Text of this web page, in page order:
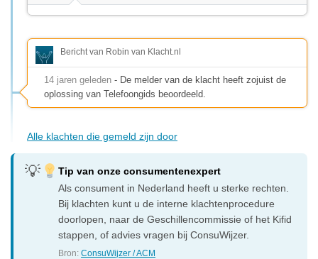
Bericht van Robin van Klacht.nl
14 jaren geleden - De melder van de klacht heeft zojuist de
oplossing van Telefoongids beoordeeld.
Alle klachten die gemeld zijn door
Tip van onze consumentenexpert
Als consument in Nederland heeft u sterke rechten.
Bij klachten kunt u de interne klachtenprocedure
doorlopen, naar de Geschillencommissie of het Kifid
stappen, of advies vragen bij ConsuWijzer.
Bron:ConsuWijzer / ACM